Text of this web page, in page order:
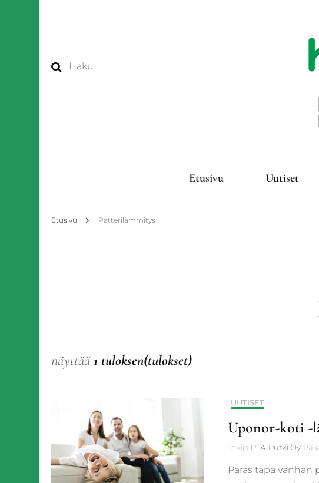
Haku:
Etusivu Uutiset
Etusivu Patterilämmitys
näyttää 1 tuloksen(tulokset)
UUTISET
Uponor-koti -
Tekijä PTA-Putki Oy
Paras tapa